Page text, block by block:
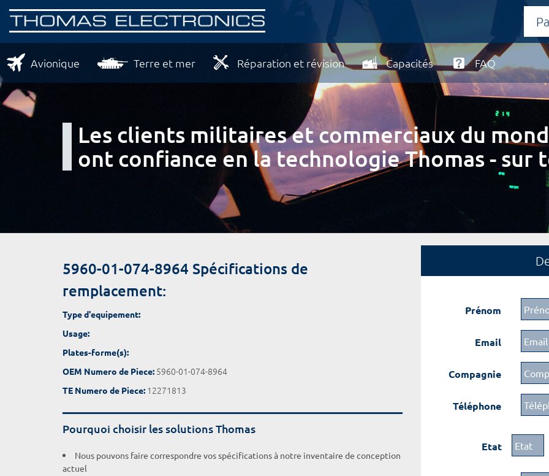
Avionique Terre et mer Réparation et révision Capacités FAQ
Les clients militaires et commerciaux du
ont confiance en la technologie Thomas - sur
5960-01-074-8964 Spécifications de
remplacement:
Type d'equipement:
Usage:
Plates-forme(s):
OEM Numero de Piece: 5960-01-074-8964
TE Numero de Piece: 12271813
Pourquoi choisir les solutions Thomas
Nous pouvons faire correspondre vos spécifications à notre inventaire de conception
actuel
Prénom
Email
Compagnie
Téléphone
Etat